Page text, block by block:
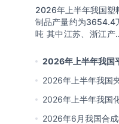
2026年上半年我国塑
制品产量约为3654.4
吨 其中江苏、浙江产
16.0%
2026年上半年我国
重量箱 同比下降
2026年上半年我国
为7964.8万平方米
2026年上半年我国
中浙江、江苏产量
2026年6月我国合